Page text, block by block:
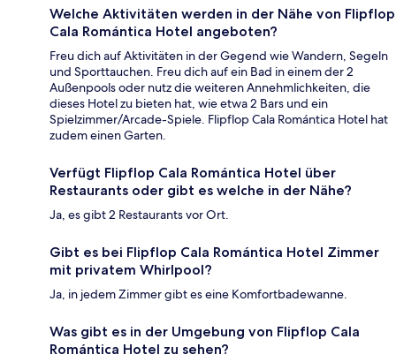
Welche Aktivitäten werden in der Nähe von Flipflop
Cala Romántica Hotel angeboten?
Freu dich auf Aktivitäten in der Gegend wie Wandern, Segeln
und Sporttauchen. Freu dich auf ein Bad in einem der 2
Außenpools oder nutz die weiteren Annehmlichkeiten, die
dieses Hotel zu bieten hat, wie etwa 2 Bars und ein
Spielzimmer/Arcade-Spiele. Flipflop Cala Romántica Hotel hat
zudem einen Garten.
Verfügt Flipflop Cala Romántica Hotel über
Restaurants oder gibt es welche in der Nähe?
Ja, es gibt 2 Restaurants vor Ort.
Gibt es bei Flipflop Cala Romántica Hotel Zimmer
mit privatem Whirlpool?
Ja, in jedem Zimmer gibt es eine Komfortbadewanne.
Was gibt es in der Umgebung von Flipflop Cala
Romántica Hotel zu sehen?